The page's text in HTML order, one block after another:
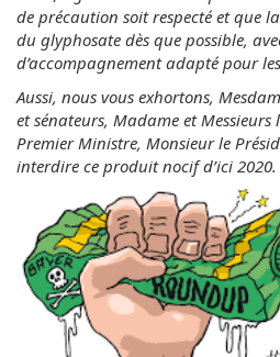
de précaution soit respecté et que
du glyphosate dès que possible,
d’accompagnement adapté pour
Aussi, nous vous exhortons,
et sénateurs, Madame et Messieurs
Premier Ministre, Monsieur le
interdire ce produit nocif d’ici 2020.